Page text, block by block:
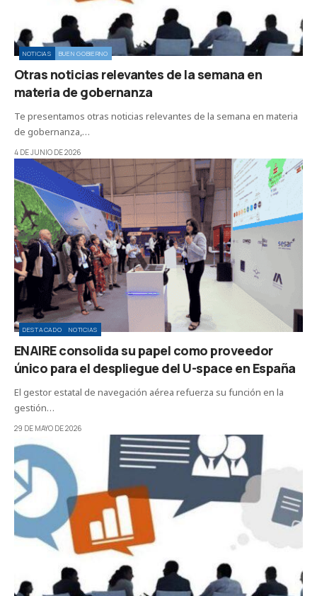
NOTICIAS BUEN GOBIERNO
Otras noticias relevantes de la semana en
materia de gobernanza
Te presentamos otras noticias relevantes de la semana en materia
de gobernanza,…
4 DE JUNIO DE 2026
DESTACADO NOTICIAS
ENAIRE consolida su papel como proveedor
único para el despliegue del U-space en España
El gestor estatal de navegación aérea refuerza su función en la
gestión…
29 DE MAYO DE 2026